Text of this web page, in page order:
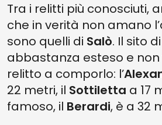
Tra i relitti più conosciuti,
che in verità non amano
sono quelli di Salò. Il sito
abbastanza esteso e non
relitto a comporlo: l’
22 metri, il Sottiletta a 17
famoso, il Berardi, è a 32